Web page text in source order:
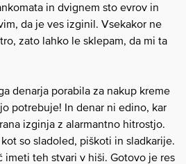
in dvignem sto evrov in
da je ves izginil. Vsekakor ne
zato lahko le sklepam, da mi ta
denarja porabila za nakup kreme
potrebuje! In denar ni edino, kar
izginja z alarmantno hitrostjo.
so sladoled, piškoti in sladkarije.
imeti teh stvari v hiši. Gotovo je res